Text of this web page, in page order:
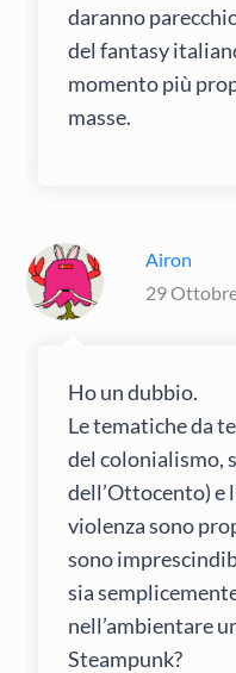
daranno
del fantasy
momento più
masse.
Airon
29
Ho un dubbio.
Le tematiche da
del colonialismo,
dell’Ottocento) e
violenza sono
sono
sia
nell’ambientare
Steampunk?